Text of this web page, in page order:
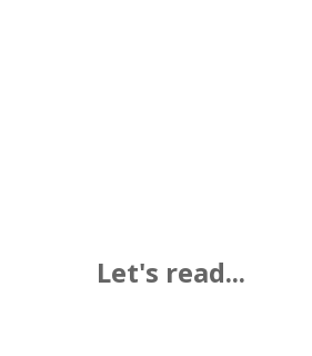
Let's read...